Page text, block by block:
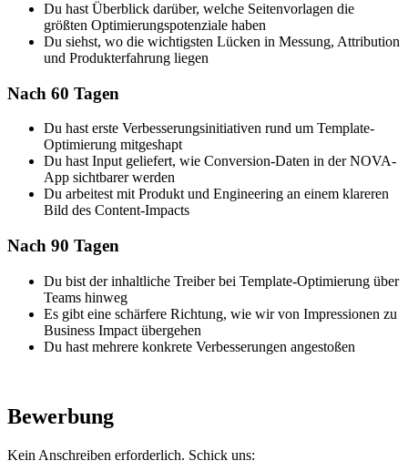
Du hast Überblick darüber, welche Seitenvorlagen die
größten Optimierungspotenziale haben
Du siehst, wo die wichtigsten Lücken in Messung, Attribution
und Produkterfahrung liegen
Nach 60 Tagen
Du hast erste Verbesserungsinitiativen rund um Template-
Optimierung mitgeshapt
Du hast Input geliefert, wie Conversion-Daten in der NOVA-
App sichtbarer werden
Du arbeitest mit Produkt und Engineering an einem klareren
Bild des Content-Impacts
Nach 90 Tagen
Du bist der inhaltliche Treiber bei Template-Optimierung über
Teams hinweg
Es gibt eine schärfere Richtung, wie wir von Impressionen zu
Business Impact übergehen
Du hast mehrere konkrete Verbesserungen angestoßen
Bewerbung
Kein Anschreiben erforderlich. Schick uns: